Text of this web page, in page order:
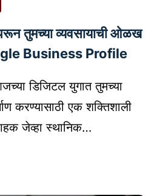
तुमच्या व्यवसायाची ओळख
Business Profile
डिजिटल युगात तुमच्या
करण्यासाठी एक शक्तिशाली
जेव्हा स्थानिक…